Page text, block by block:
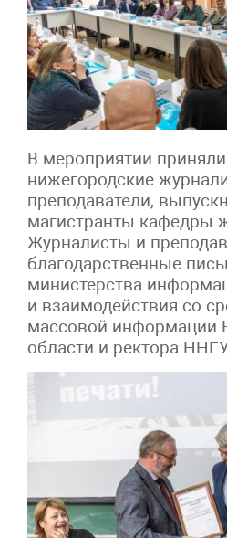
В мероприятии
нижегородские
преподаватели,
магистранты кафедры
Журналисты и
благодарственные
министерства
и взаимодействия со
массовой информации
области и ректора